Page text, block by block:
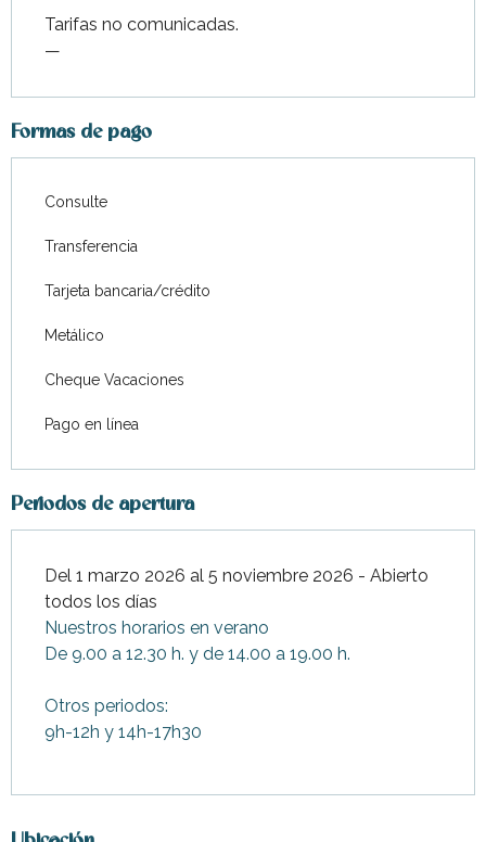
Tarifas no comunicadas.
—
Formas de pago
Consulte
Transferencia
Tarjeta bancaria/crédito
Metálico
Cheque Vacaciones
Pago en línea
Periodos de apertura
Del 1 marzo 2026 al 5 noviembre 2026 - Abierto
todos los días
Nuestros horarios en verano
De 9.00 a 12.30 h. y de 14.00 a 19.00 h.
Otros periodos:
9h-12h y 14h-17h30